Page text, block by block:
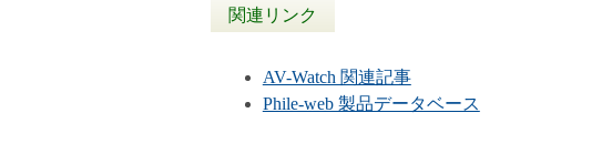
関連リンク
AV-Watch 関連記事
Phile-web 製品データベース